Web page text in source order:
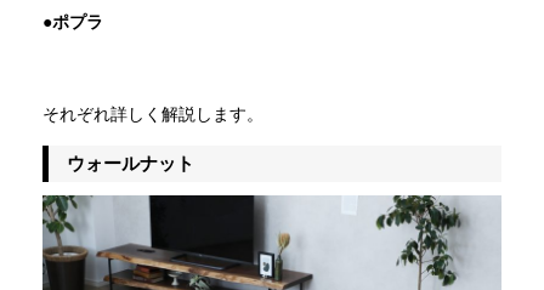
●ポプラ
それぞれ詳しく解説します。
ウォールナット